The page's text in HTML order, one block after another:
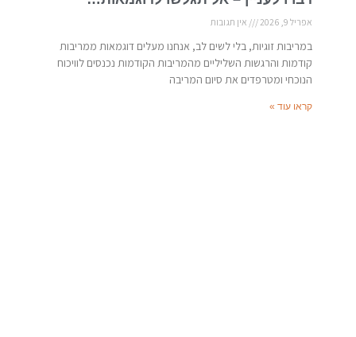
אפריל 9, 2026 אין תגובות
במריבות זוגיות, בלי לשים לב, אנחנו מעלים דוגמאות ממריבות
קודמות והרגשות השליליים מהמריבות הקודמות נכנסים לוויכוח
הנוכחי ומטרפדים את סיום המריבה
קראו עוד »